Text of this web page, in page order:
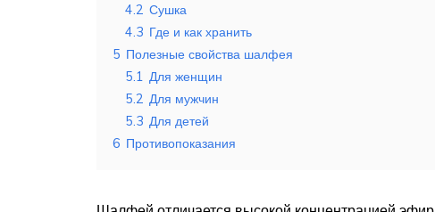
4.2 Сушка
4.3 Где и как хранить
5 Полезные свойства шалфея
5.1 Для женщин
5.2 Для мужчин
5.3 Для детей
6 Противопоказания